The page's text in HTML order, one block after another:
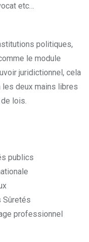
etc…
politiques,
le module
juridictionnel, cela
les deux mains libres
lois.
publics
Sûretés
professionnel